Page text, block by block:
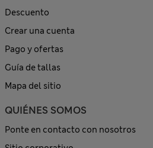
Descuento
Crear una cuenta
Pago y ofertas
Guía de tallas
Mapa del sitio
QUIÉNES SOMOS
Ponte en contacto con nosotros